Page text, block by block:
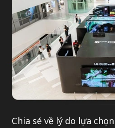
Chia sẻ về lý do lựa